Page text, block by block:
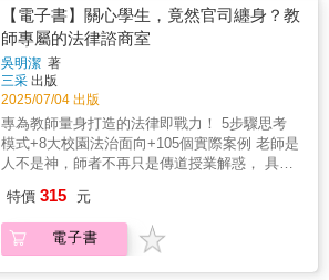
繼續懷抱熱忱、勇敢地關心學生。──林米庭／
國立陽明交通大學教育研究所助理教授◎教育
工作者給予學生鷹架，讓他們攀緣而上，習得
知識、情意與技能。我們期待孩子終有一天能
夠離開鷹架，自信地走向更廣闊的世界。而本
書也讓法律不再像高牆，而更像是穩固的鷹
架。它幫助教育工作者理解邊界、看見風險、
掌握方法，重新找回積極作為的動能。──官小
教師的校園法律入門課，那麼《關心學生，竟
然官司纏身？2》更像是大投訴時代下的法律自
救手冊。本書透過真實案例與實務判例，引導
教師學習如何因應爭議、留下紀錄，以及在保
溫柔的內在力量。───｜這本書可以幫您解決
什麼問題或困擾？｜───解決家長與老師不知
道該如何培養孩子未來能力的焦慮，幫助您把
抽象理念轉化為具體做法。▶▶▶作者序首
先，我謹以一顆感恩與充滿欣喜的心，謝謝出
版社的支持，以及一路支持我完成這本書的朋
友們。我同樣以欣喜的心，期待這本書能夠造
福更多的教師與家長，一起帶著孩子共學、共
好。未來的十年、二十年將是孩子們的天下，
我們更應以勉勵的心情看著他們成長。出版這
本書，恰逢我任教滿二十年。這二十年來，我
持續於教育現場深耕，曾經在教室裡，也曾接
手教育局、教育部的相關工作; 曾在市區的學
校，也曾在山巔海角的偏遠學校。我把自己所
｜馬來西亞半畝天光創辦人陳盈儒｜麗澤品格
實驗教育、台灣實驗教育聯盟南部辦公室執行
長彭仁星｜苗栗縣永貞國小教務主任蔡淇華｜
臺中市立惠文高中圖書館主任蔡昌樺｜臺中市
主任、候用校長───｜為什麼要讀這本書？｜
───當世界快速變動，孩子需要的不只是分
數，而是面對未來的視野、思考力、自學力與
解決問題的能力。───｜什麼人需要這本書？
工作者。───｜讀完這本書您可以學到什麼？
｜───學到1：掌握孩子未來必備的六大關鍵能
力培養方向。學到2. 學會把素養教育、自學引
導與數位運用落實在家庭與教室。學到3. 用具
變，教學之路才能走得長遠。兩本書從「會
教」到「教好」，從「技巧」到「風格」，陪
伴各位老師在不同階段找到自己的力量，並在
每一次的教與學中，與學生、自己一起成長。
《教學人生〈上冊〉：教學基本功》5個教學密
碼──掌握教學基礎重點鍛鍊基本技法──讓教學
肌肉記憶不再流失AI誕生後，各種功能強大的
軟體與新知不斷誕生，在追求「變動」的同
時，教學中仍有「不變的本質」，那就是讓學
生──■聽得懂 ■願意聽 ■有收穫。本書助走在
己的獨特風格，作育英才教學相長。■本書架構
第1章 教學導論釐清基本觀念：教學無所不在
與教學不容易、教學的四個迷思、熟悉不等於
【電子書】關心學生，竟然官司纏身？教
師專屬的法律諮商室
吳明潔 著
三采 出版
2025/07/04 出版
專為教師量身打造的法律即戰力！ 5步驟思考
模式+8大校園法治面向+105個實際案例 老師是
人不是神，師者不再只是傳道授業解惑， 具備
為。 可以公布學生的成績和排名嗎？ 只是拍照
上傳、取綽號，怎麼會變成霸凌？ 為了管控班
上秩序，可以在教室裝監視器嗎？ 老師覺得自
特價 315 元
電子書